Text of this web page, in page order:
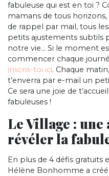
fabuleuse qui est en toi ?
mamans de tous
de rappel par mail, tous
petits ajustements subtils
notre vie… Si le moment
commencer chaque
inscris-toi ici. Chaque
t’enverra par e-mail un
Ce sera une joie de
fabuleuses !
Le Village : une
révéler la
En plus de 4 défis gratuits
Hélène Bonhomme a